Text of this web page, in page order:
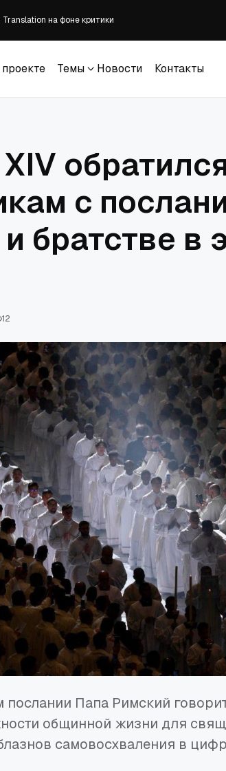
в Судане
XXII Международного Одигитриевского
и главы Комитета семей воинов Отечества
Темы
Новости
Контакты
с
братстве в
12
послании Папа Римский
общинной жизни для
самовосхваления в